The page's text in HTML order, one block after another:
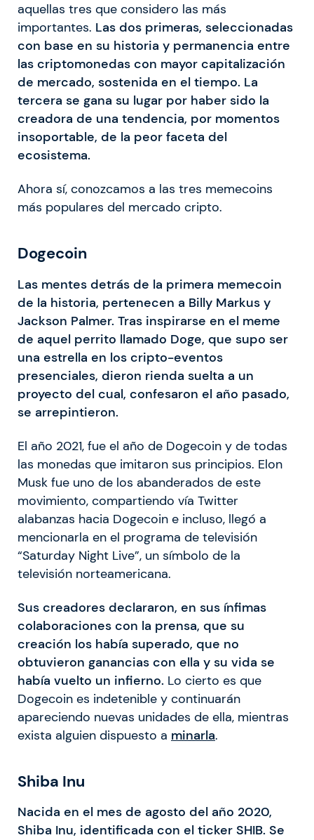
aquellas tres que considero las más
importantes. Las dos primeras, seleccionadas
con base en su historia y permanencia entre
las criptomonedas con mayor capitalización
de mercado, sostenida en el tiempo. La
tercera se gana su lugar por haber sido la
creadora de una tendencia, por momentos
insoportable, de la peor faceta del
ecosistema.
Ahora sí, conozcamos a las tres memecoins
más populares del mercado cripto.
Dogecoin
Las mentes detrás de la primera memecoin
de la historia, pertenecen a Billy Markus y
Jackson Palmer. Tras inspirarse en el meme
de aquel perrito llamado Doge, que supo ser
una estrella en los cripto-eventos
presenciales, dieron rienda suelta a un
proyecto del cual, confesaron el año pasado,
se arrepintieron.
El año 2021, fue el año de Dogecoin y de todas
las monedas que imitaron sus principios. Elon
Musk fue uno de los abanderados de este
movimiento, compartiendo vía Twitter
alabanzas hacia Dogecoin e incluso, llegó a
mencionarla en el programa de televisión
“Saturday Night Live”, un símbolo de la
televisión norteamericana.
Sus creadores declararon, en sus ínfimas
colaboraciones con la prensa, que su
creación los había superado, que no
obtuvieron ganancias con ella y su vida se
había vuelto un infierno. Lo cierto es que
Dogecoin es indetenible y continuarán
apareciendo nuevas unidades de ella, mientras
exista alguien dispuesto a minarla.
Shiba Inu
Nacida en el mes de agosto del año 2020,
Shiba Inu, identificada con el ticker SHIB. Se